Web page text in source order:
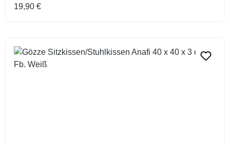
Regulärer Preis:
19,90 €